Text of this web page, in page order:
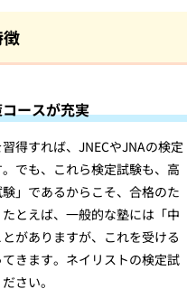
ースが充実
得すれば、JNECやJNAの検定
でも、これら検定試験も、高
」であるからこそ、合格のた
とえば、一般的な塾には「中
がありますが、これを受ける
きます。ネイリストの検定試
さい。